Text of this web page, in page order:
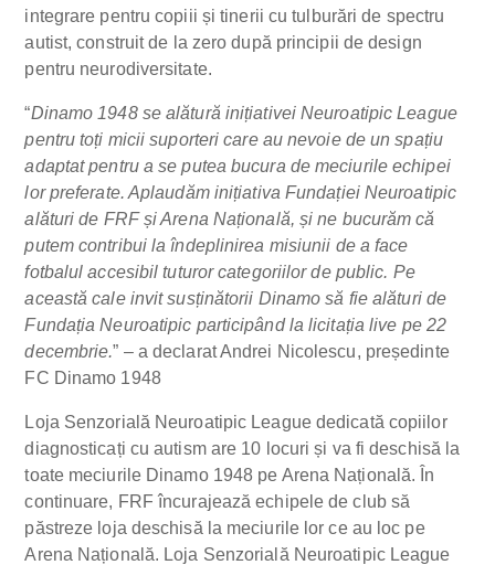
integrare pentru copiii și tinerii cu tulburări de spectru
autist, construit de la zero după principii de design
pentru neurodiversitate.
“Dinamo 1948 se alătură inițiativei Neuroatipic League
pentru toți micii suporteri care au nevoie de un spațiu
adaptat pentru a se putea bucura de meciurile echipei
lor preferate. Aplaudăm inițiativa Fundației Neuroatipic
alături de FRF și Arena Națională, și ne bucurăm că
putem contribui la îndeplinirea misiunii de a face
fotbalul accesibil tuturor categoriilor de public. Pe
această cale invit susținătorii Dinamo să fie alături de
Fundația Neuroatipic participând la licitația live pe 22
decembrie.” – a declarat Andrei Nicolescu, președinte
FC Dinamo 1948
Loja Senzorială Neuroatipic League dedicată copiilor
diagnosticați cu autism are 10 locuri și va fi deschisă la
toate meciurile Dinamo 1948 pe Arena Națională. În
continuare, FRF încurajează echipele de club să
păstreze loja deschisă la meciurile lor ce au loc pe
Arena Națională. Loja Senzorială Neuroatipic League